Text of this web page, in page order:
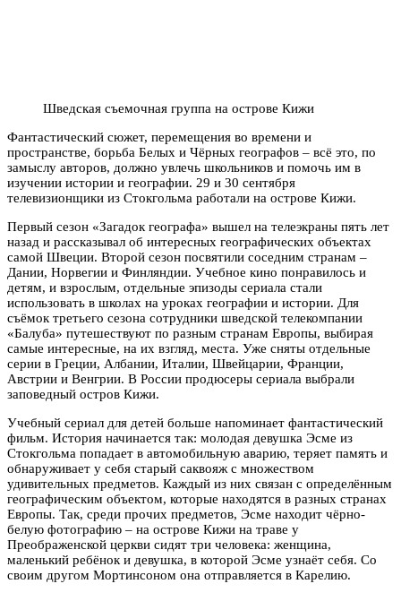
Шведская съемочная группа на острове Кижи
Фантастический сюжет, перемещения во времени и
пространстве, борьба Белых и Чёрных географов – всё это, по
замыслу авторов, должно увлечь школьников и помочь им в
изучении истории и географии. 29 и 30 сентября
телевизионщики из Стокгольма работали на острове Кижи.
Первый сезон «Загадок географа» вышел на телеэкраны пять лет
назад и рассказывал об интересных географических объектах
самой Швеции. Второй сезон посвятили соседним странам –
Дании, Норвегии и Финляндии. Учебное кино понравилось и
детям, и взрослым, отдельные эпизоды сериала стали
использовать в школах на уроках географии и истории. Для
съёмок третьего сезона сотрудники шведской телекомпании
«Балуба» путешествуют по разным странам Европы, выбирая
самые интересные, на их взгляд, места. Уже сняты отдельные
серии в Греции, Албании, Италии, Швейцарии, Франции,
Австрии и Венгрии. В России продюсеры сериала выбрали
заповедный остров Кижи.
Учебный сериал для детей больше напоминает фантастический
фильм. История начинается так: молодая девушка Эсме из
Стокгольма попадает в автомобильную аварию, теряет память и
обнаруживает у себя старый саквояж с множеством
удивительных предметов. Каждый из них связан с определённым
географическим объектом, которые находятся в разных странах
Европы. Так, среди прочих предметов, Эсме находит чёрно-
белую фотографию – на острове Кижи на траве у
Преображенской церкви сидят три человека: женщина,
маленький ребёнок и девушка, в которой Эсме узнаёт себя. Со
своим другом Мортинсоном она отправляется в Карелию.